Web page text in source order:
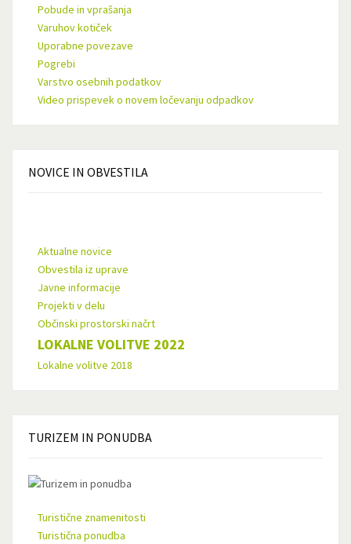
Pobude in vprašanja
Varuhov kotiček
Uporabne povezave
Pogrebi
Varstvo osebnih podatkov
Video prispevek o novem ločevanju odpadkov
NOVICE IN OBVESTILA
Aktualne novice
Obvestila iz uprave
Javne informacije
Projekti v delu
Občinski prostorski načrt
LOKALNE VOLITVE 2022
Lokalne volitve 2018
TURIZEM IN PONUDBA
Turistične znamenitosti
Turistična ponudba